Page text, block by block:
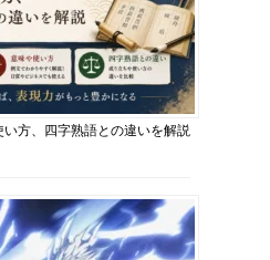
方、四字熟語との違いを解説